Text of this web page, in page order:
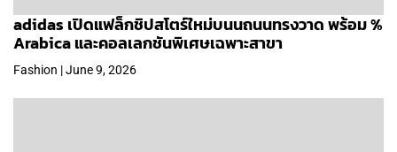
adidas เปิดแฟล็กชิปสโตร์ใหม่บนนถนนทรงวาด พร้อม %
Arabica และคอลเลกชันพิเศษเฉพาะสาขา
Fashion | June 9, 2026